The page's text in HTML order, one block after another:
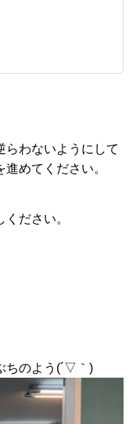
らわないようにして
めてください。
ださい。
ちのよう(´▽｀)